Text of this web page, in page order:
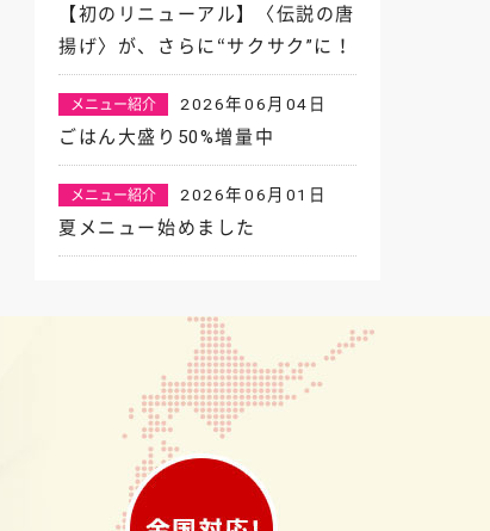
【初のリニューアル】〈伝説の唐
揚げ〉が、さらに“サクサク”に！
メニュー紹介 2026年06月04日
ごはん大盛り50%増量中
メニュー紹介 2026年06月01日
夏メニュー始めました